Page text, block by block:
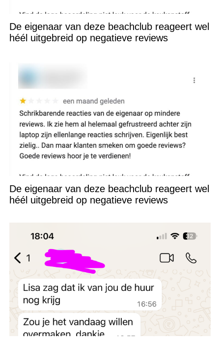
De eigenaar van deze beachclub reageert wel
héél uitgebreid op negatieve reviews
De eigenaar van deze beachclub reageert wel
héél uitgebreid op negatieve reviews